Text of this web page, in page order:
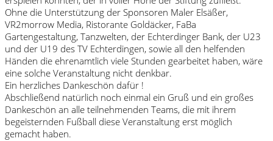
Ohne die Unterstützung der Sponsoren Maler Elsäßer,
VR2morrow Media, Ristorante Goldäcker, FaBa
Gartengestaltung, Tanzwelten, der Echterdinger Bank, der U23
und der U19 des TV Echterdingen, sowie all den helfenden
Händen die ehrenamtlich viele Stunden gearbeitet haben, wäre
eine solche Veranstaltung nicht denkbar.
Ein herzliches Dankeschön dafür !
Abschließend natürlich noch einmal ein Gruß und ein großes
Dankeschön an alle teilnehmenden Teams, die mit ihrem
begeisternden Fußball diese Veranstaltung erst möglich
gemacht haben.